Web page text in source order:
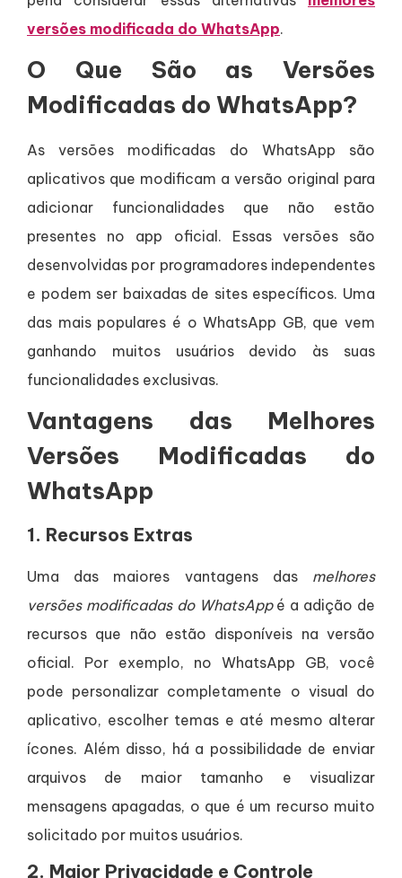
versões modificada do WhatsApp.
O Que São as Versões
Modificadas do WhatsApp?
As versões modificadas do WhatsApp são
aplicativos que modificam a versão original para
adicionar funcionalidades que não estão
presentes no app oficial. Essas versões são
desenvolvidas por programadores independentes
e podem ser baixadas de sites específicos. Uma
das mais populares é o WhatsApp GB, que vem
ganhando muitos usuários devido às suas
funcionalidades exclusivas.
Vantagens das Melhores
Versões Modificadas do
WhatsApp
1. Recursos Extras
Uma das maiores vantagens das melhores
versões modificadas do WhatsAppé a adição de
recursos que não estão disponíveis na versão
oficial. Por exemplo, no WhatsApp GB, você
pode personalizar completamente o visual do
aplicativo, escolher temas e até mesmo alterar
ícones. Além disso, há a possibilidade de enviar
arquivos de maior tamanho e visualizar
mensagens apagadas, o que é um recurso muito
solicitado por muitos usuários.
2. Maior Privacidade e Controle